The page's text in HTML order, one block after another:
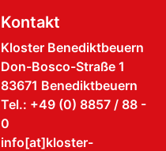
Kontakt
Kloster Benediktbeuern
Don-Bosco-Straße 1
83671 Benediktbeuern
Tel.: +49 (0) 8857 / 88 -
0
info[at]kloster-